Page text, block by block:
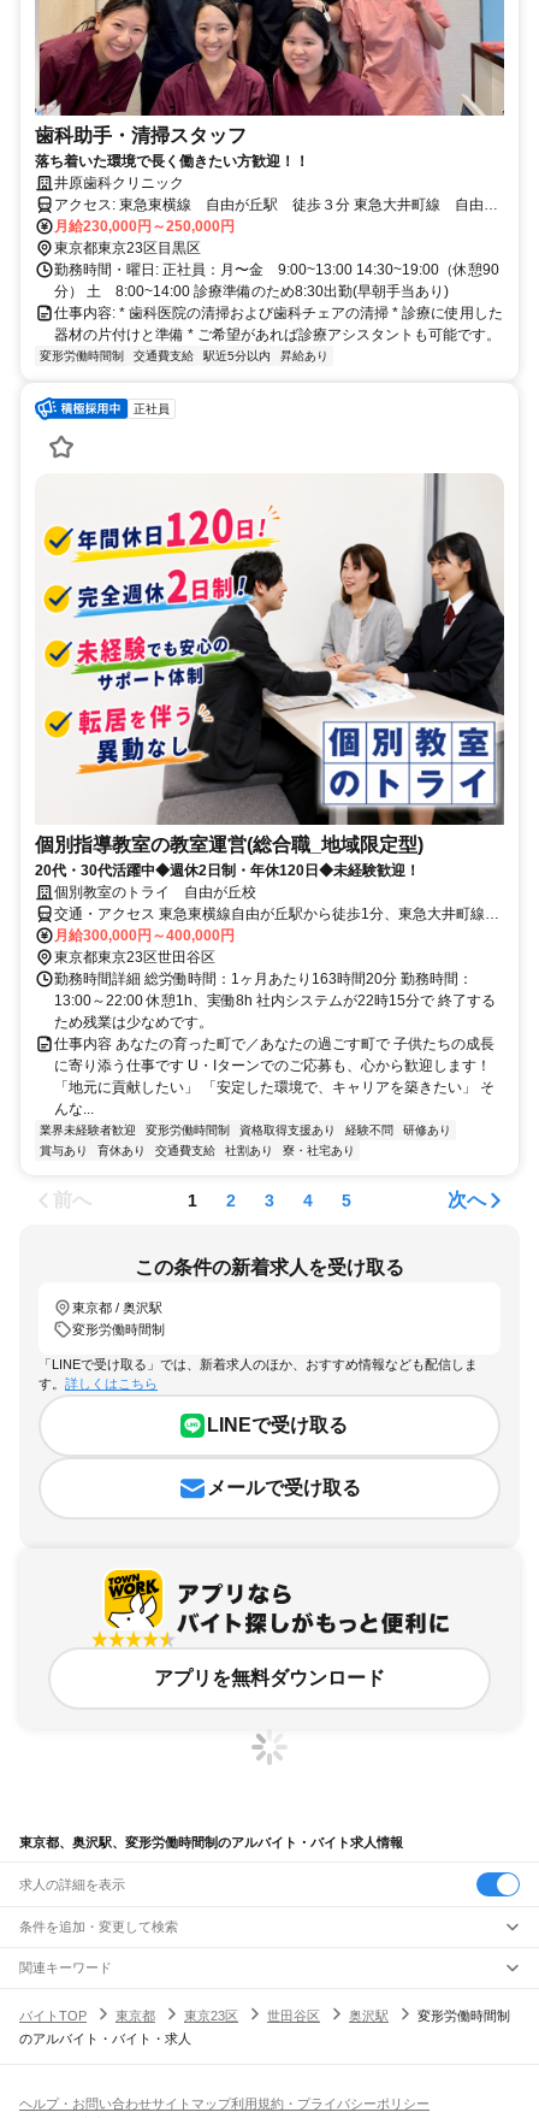
歯科助手・清掃スタッフ
落ち着いた環境で長く働きたい方歓迎！！
井原歯科クリニック
アクセス: 東急東横線 自由が丘駅 徒歩３分 東急大井町線 自由が
丘駅 徒歩3分
月給230,000円～250,000円
東京都東京23区目黒区
勤務時間・曜日: 正社員：月〜金 9:00~13:00 14:30~19:00（休憩90
分） 土 8:00~14:00 診療準備のため8:30出勤(早朝手当あり)
仕事内容: * 歯科医院の清掃および歯科チェアの清掃 * 診療に使用した
器材の片付けと準備 * ご希望があれば診療アシスタントも可能です。
変形労働時間制 交通費支給 駅近5分以内 昇給あり
正社員
個別指導教室の教室運営(総合職_地域限定型)
20代・30代活躍中◆週休2日制・年休120日◆未経験歓迎！
個別教室のトライ 自由が丘校
交通・アクセス 東急東横線自由が丘駅から徒歩1分、東急大井町線自
由が丘駅から徒歩1分
月給300,000円～400,000円
東京都東京23区世田谷区
勤務時間詳細 総労働時間：1ヶ月あたり163時間20分 勤務時間：
13:00～22:00 休憩1h、実働8h 社内システムが22時15分で 終了する
ため残業は少なめです。
仕事内容 あなたの育った町で／あなたの過ごす町で 子供たちの成長
に寄り添う仕事です U・Iターンでのご応募も、心から歓迎します！
「地元に貢献したい」 「安定した環境で、キャリアを築きたい」 そ
んな...
業界未経験者歓迎 変形労働時間制 資格取得支援あり 経験不問
研修あり
賞与あり
育休あり 交通費支給 社割あり 寮・社宅あり
前へ 1 2 3 4 5 次へ
この条件の新着求人を受け取る
東京都 / 奥沢駅
変形労働時間制
「LINEで受け取る」では、新着求人のほか、おすすめ情報なども配信しま
す。 詳しくはこちら
LINEで受け取る
メールで受け取る
アプリを無料ダウンロード
東京都、奥沢駅、変形労働時間制のアルバイト・バイト求人情報
求人の詳細を表示
条件を追加・変更して検索
市区町村を追加・変更
東京都すべて
東京23区 すべて
江戸川区
駅を追加・変更
JR山手線
職種を追加・変更
飲食・フードサービスすべて
関連キーワード
バイトTOP
東京都 東京23区 世田谷区 奥沢駅
変形労働時間制
のアルバイト・バイト・求人
ヘルプ・お問い合わせサイトマップ利用規約・プライバシーポリシー